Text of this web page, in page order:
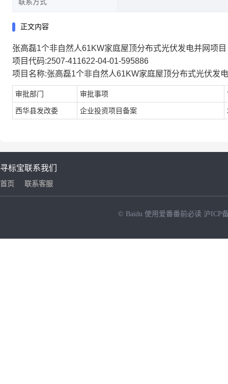
联系方式
正文内容
张高磊1个非自然人61KW家庭屋顶分布式光伏发电并网项目
项目代码:2507-411622-04-01-595886
项目名称:张高磊1个非自然人61KW家庭屋顶分布式光伏发
审批部门 审批事项
西华县发改委 企业投资项目备案
寻标宝
首页
联系我们
联系客服
© Baidu 使用爱番番前必读 沪ICP